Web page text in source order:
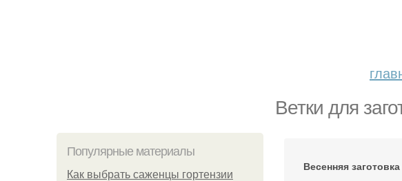
Ветки для
Популярные материалы
Как выбрать саженцы гортензии
Весенняя заготовка